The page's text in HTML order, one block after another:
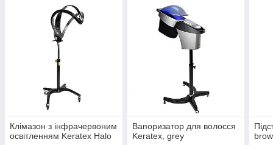
Клімазон з інфрачервоним
освітленням Keratex Halo
Вапоризатор для волосся
Keratex, grey